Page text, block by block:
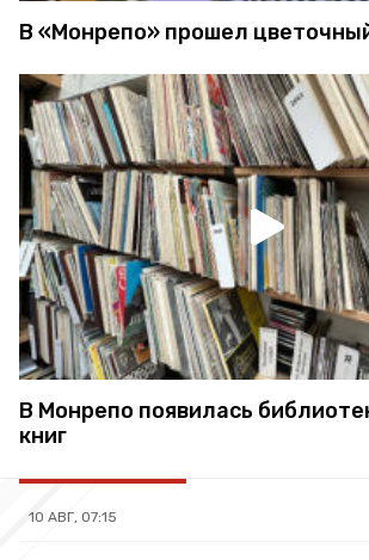
В «Монрепо» прошел
В Монрепо появилась
книг
10 АВГ, 07:15